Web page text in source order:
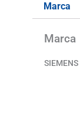
Marca
Marca
SIEMENS